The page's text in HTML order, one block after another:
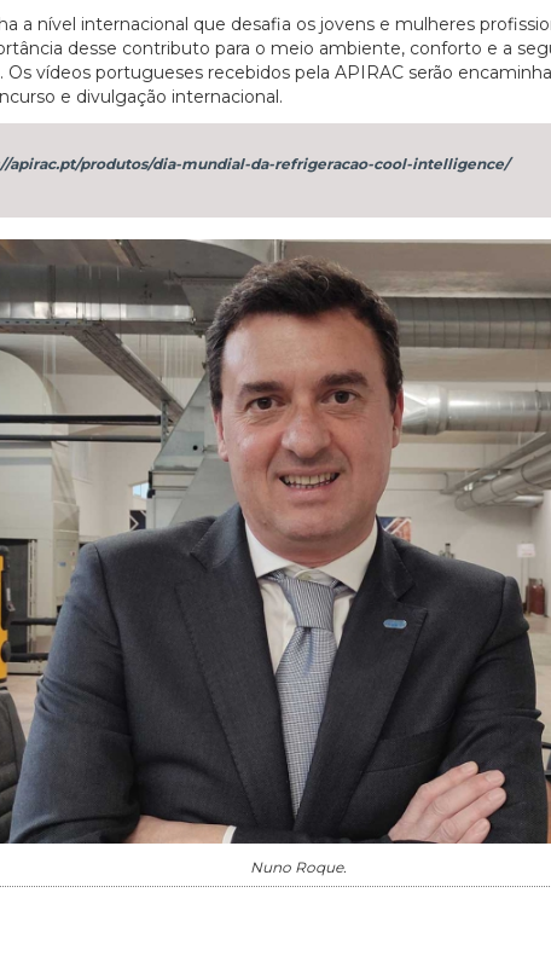
a nível internacional que desafia os jovens e mulheres
desse contributo para o meio ambiente, conforto e a
vídeos portugueses recebidos pela APIRAC serão
e divulgação internacional.
apirac.pt/produtos/dia-mundial-da-refrigeracao-cool-intelligence/
Nuno Roque.